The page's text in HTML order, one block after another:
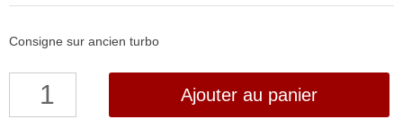
Consigne sur ancien turbo
quantité
Ajouter au panier